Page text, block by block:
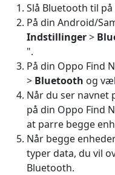
Slå Bluetooth til
På din Android/
Indstillinger>
".
På din Oppo Find
> Bluetooth og
Når du ser navnet
på din Oppo Find
at parre begge
Når begge
typer data, du vil
Bluetooth.
English
日本
Deutsche
Norsk